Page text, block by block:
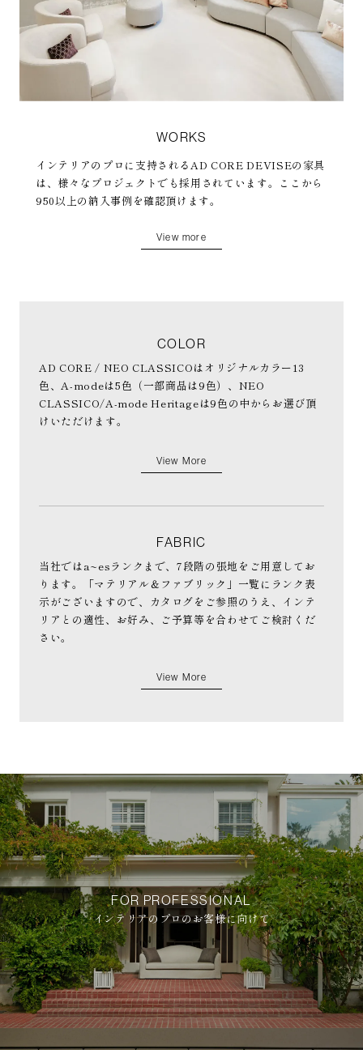
WORKS
インテリアのプロに支持されるAD CORE DEVISEの家具
は、様々なプロジェクトでも採用されています。ここから
950以上の納入事例を確認頂けます。
View more
COLOR
AD CORE / NEO CLASSICOはオリジナルカラー13
色、A-modeは5色（一部商品は9色）、NEO
CLASSICO/A-mode Heritageは9色の中からお選び頂
けいただけます。
View More
FABRIC
当社ではa~esランクまで、7段階の張地をご用意してお
ります。「マテリアル＆ファブリック」一覧にランク表
示がございますので、カタログをご参照のうえ、インテ
リアとの適性、お好み、ご予算等を合わせてご検討くだ
さい。
View More
FOR PROFESSIONAL
インテリアのプロのお客様に向けて